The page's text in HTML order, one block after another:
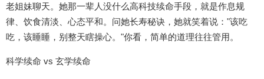
老姐妹聊天。她那一辈人没什么高科技续命手段，就是作息规
律、饮食清淡、心态平和。问她长寿秘诀，她就笑着说："该吃
吃，该睡睡，别整天瞎操心。"你看，简单的道理往往管用。
科学续命 vs 玄学续命